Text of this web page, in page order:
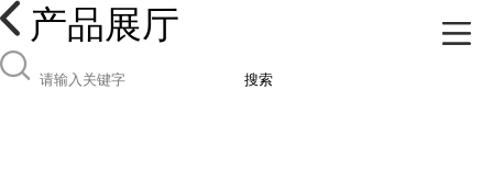
产品展厅
搜索